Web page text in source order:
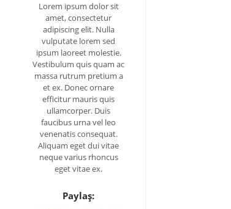
Lorem ipsum dolor sit
amet, consectetur
adipiscing elit. Nulla
vulputate lorem sed
ipsum laoreet molestie.
Vestibulum quis quam ac
massa rutrum pretium a
et ex. Donec ornare
efficitur mauris quis
ullamcorper. Duis
faucibus urna vel leo
venenatis consequat.
Aliquam eget dui vitae
neque varius rhoncus
eget vitae ex.
Paylaş: